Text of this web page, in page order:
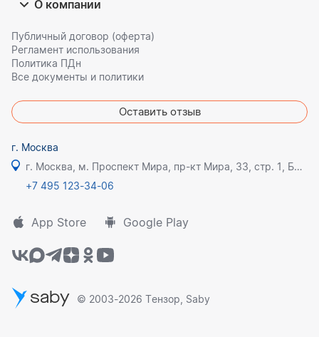
О компании
Публичный договор (оферта)
Регламент использования
Политика ПДн
Все документы и политики
Оставить отзыв
г. Москва
г. Москва, м. Проспект Мира, пр-кт Мира, 33, стр. 1, БЦ Олимпик плаза
+7 495 123-34-06
App Store Google Play
saby © 2003-2026 Тензор, Saby